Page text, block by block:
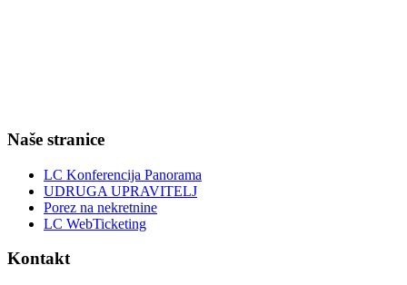
Naše stranice
LC Konferencija Panorama
UDRUGA UPRAVITELJ
Porez na nekretnine
LC WebTicketing
Kontakt